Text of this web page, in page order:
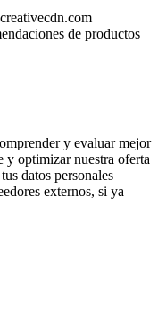
de productos
y evaluar mejor
y optimizar nuestra oferta
datos personales
externos, si ya